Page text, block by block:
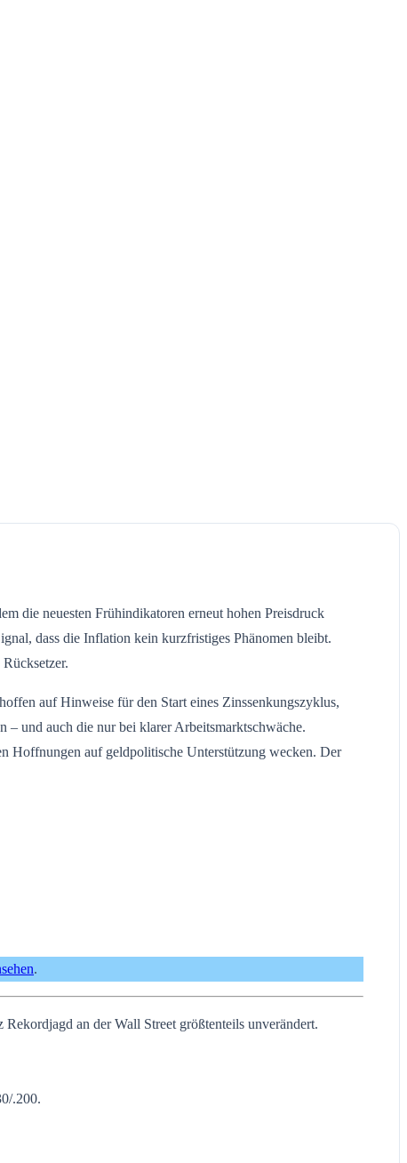
die neuesten Frühindikatoren erneut hohen Preisdruck
dass die Inflation kein kurzfristiges Phänomen bleibt.
auf Hinweise für den Start eines Zinssenkungszyklus,
– und auch die nur bei klarer Arbeitsmarktschwäche.
Hoffnungen auf geldpolitische Unterstützung wecken. Der
.
an der Wall Street größtenteils unverändert.
.200.